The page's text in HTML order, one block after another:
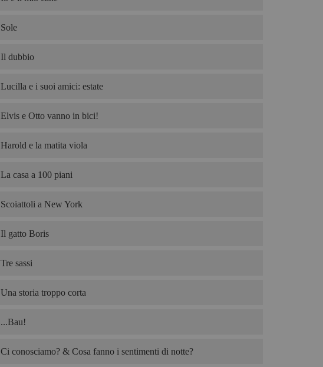
Sole
Il dubbio
Lucilla e i suoi amici: estate
Elvis e Otto vanno in bici!
Harold e la matita viola
La casa a 100 piani
Scoiattoli a New York
Il gatto Boris
Tre sassi
Una storia troppo corta
...Bau!
Ci conosciamo? & Cosa fanno i sentimenti di notte?